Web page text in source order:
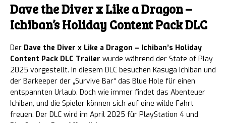
Dave the Diver x Like a Dragon –
Ichiban’s Holiday Content Pack DLC
Der Dave the Diver x Like a Dragon – Ichiban’s Holiday
Content Pack DLC Trailer wurde während der State of Play
2025 vorgestellt. In diesem DLC besuchen Kasuga Ichiban und
der Barkeeper der „Survive Bar“ das Blue Hole für einen
entspannten Urlaub. Doch wie immer findet das Abenteuer
Ichiban, und die Spieler können sich auf eine wilde Fahrt
freuen. Der DLC wird im April 2025 für PlayStation 4 und